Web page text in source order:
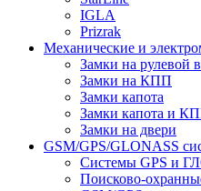
IGLA
Prizrak
Механические и
Замки на рулевой
Замки на КПП
Замки капота
Замки капота и
Замки на двери
GSM/GPS/GLONASS
Системы GPS и
Поисково-